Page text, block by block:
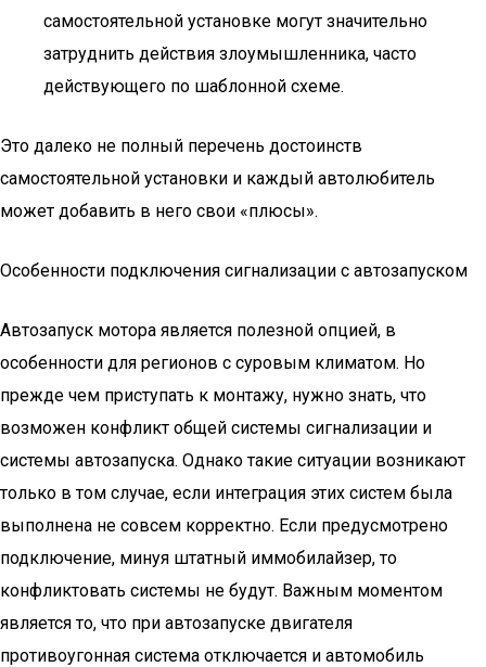
самостоятельной установке могут значительно
затруднить действия злоумышленника, часто
действующего по шаблонной схеме.
Это далеко не полный перечень достоинств
самостоятельной установки и каждый автолюбитель
может добавить в него свои «плюсы».
Особенности подключения сигнализации с автозапуском
Автозапуск мотора является полезной опцией, в
особенности для регионов с суровым климатом. Но
прежде чем приступать к монтажу, нужно знать, что
возможен конфликт общей системы сигнализации и
системы автозапуска. Однако такие ситуации возникают
только в том случае, если интеграция этих систем была
выполнена не совсем корректно. Если предусмотрено
подключение, минуя штатный иммобилайзер, то
конфликтовать системы не будут. Важным моментом
является то, что при автозапуске двигателя
противоугонная система отключается и автомобиль